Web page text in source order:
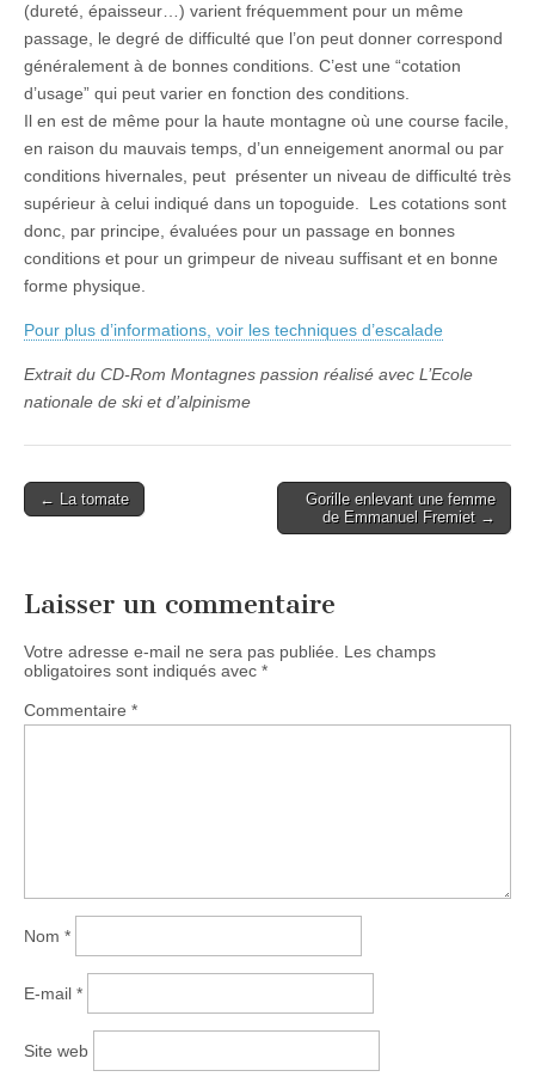
(dureté, épaisseur…) varient fréquemment pour un même
passage, le degré de difficulté que l’on peut donner correspond
généralement à de bonnes conditions. C’est une “cotation
d’usage” qui peut varier en fonction des conditions.
Il en est de même pour la haute montagne où une course facile,
en raison du mauvais temps, d’un enneigement anormal ou par
conditions hivernales, peut présenter un niveau de difficulté très
supérieur à celui indiqué dans un topoguide. Les cotations sont
donc, par principe, évaluées pour un passage en bonnes
conditions et pour un grimpeur de niveau suffisant et en bonne
forme physique.
Pour plus d’informations, voir les techniques d’escalade
Extrait du CD-Rom Montagnes passion réalisé avec L’Ecole
nationale de ski et d’alpinisme
Post← La tomate
Gorille enlevant une femme
de Emmanuel Fremiet →
Laisser un commentaire
Votre adresse e-mail ne sera pas publiée.
Les champs
obligatoires sont indiqués avec *
Commentaire *
Nom *
E-mail *
Site web